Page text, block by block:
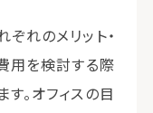
れのメリット・
用を検討する際
。オフィスの目